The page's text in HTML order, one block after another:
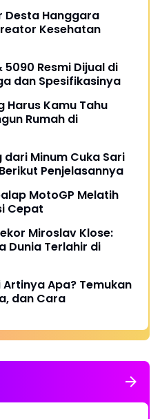
Desta Hanggara
Kesehatan
5090 Resmi Dijual di
dan Spesifikasinya
Harus Kamu Tahu
Rumah di
dari Minum Cuka Sari
Penjelasannya
MotoGP Melatih
Cepat
Miroslav Klose:
Dunia Terlahir di
Apa? Temukan
dan Cara